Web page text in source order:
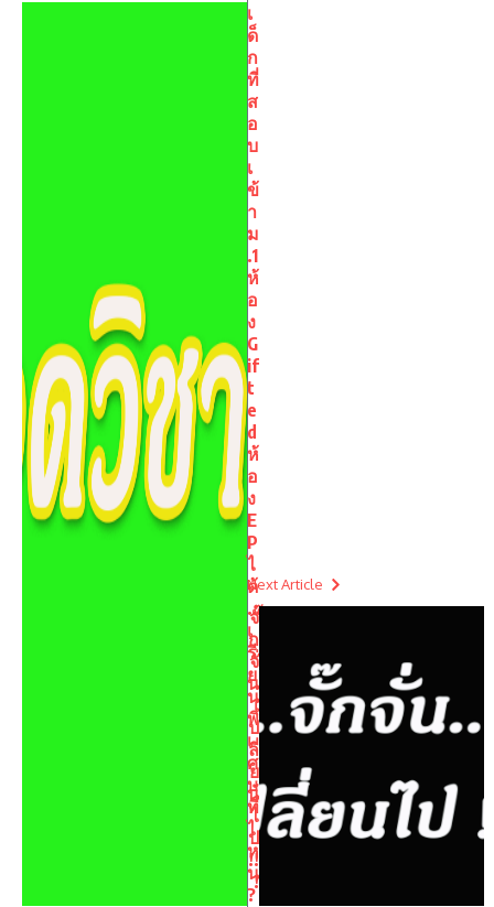
เ
ด็
ก
ที่
ส
อ
บ
เ
ข้
า
ม
.1
ห้
อ
ง
G
if
t
e
d
ห้
อ
ง
E
P
ไ
ด้
…
เ
รี
ย
น
พิ
เ
ศ
ษ
ที่
ไ
ห
น
?
Next Article
จั๊
ก
จั่
น
เ
ป
ลี่
ย
น
ไ
ป
!!
!